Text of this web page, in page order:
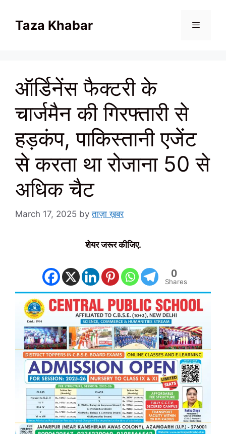
contentTaza Khabar
ऑर्डिनेंस फैक्टरी के
चार्जमैन की गिरफ्तारी से
हड़कंप, पाकिस्तानी एजेंट
से करता था रोजाना 50 से
अधिक चैट
March 17, 2025 byताज़ा ख़बर
शेयर जरूर कीजिए.
0
Shares